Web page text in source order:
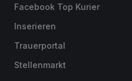
Facebook Top Kurier
Inserieren
Trauerportal
Stellenmarkt